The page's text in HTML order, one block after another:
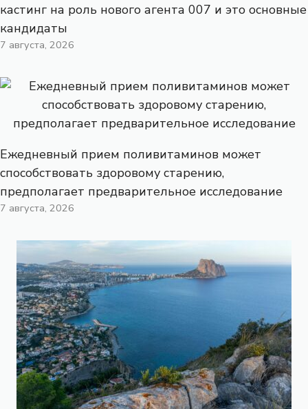
кастинг на роль нового агента 007 и это основные
кандидаты
7 августа, 2026
Ежедневный прием поливитаминов может
способствовать здоровому старению,
предполагает предварительное исследование
7 августа, 2026